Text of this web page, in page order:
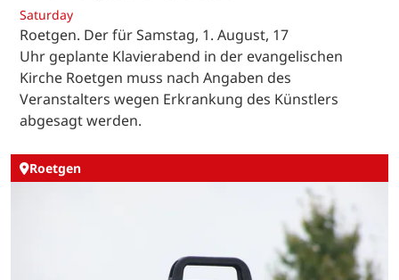
Saturday
Roetgen. Der für Samstag, 1. August, 17
Uhr geplante Klavierabend in der evangelischen
Kirche Roetgen muss nach Angaben des
Veranstalters wegen Erkrankung des Künstlers
abgesagt werden.
Roetgen